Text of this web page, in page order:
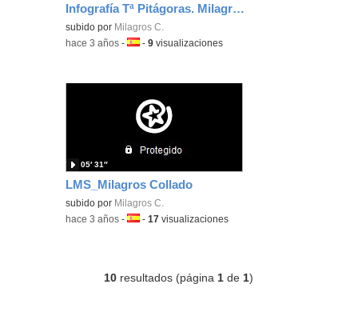
Infografía Tª Pitágoras. Milagros Collado
Contenido educativo.
subido por Milagros C.
-hace 3 años -Idioma:
-9 visualizaciones
LMS_Milagros Collado
subido por Milagros C.
05′ 31″
-hace 3 años -Idioma:
-17 visualizaciones
10 resultados (página 1 de 1)